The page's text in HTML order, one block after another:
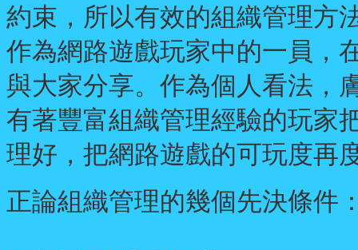
約束，所以有效的組織管理方
作為網路遊戲玩家中的一員，
與大家分享。作為個人看法，
有著豐富組織管理經驗的玩家
理好，把網路遊戲的可玩度再
正論組織管理的幾個先決條件